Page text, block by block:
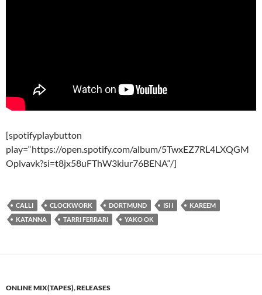
[spotifyplaybutton
play=“https://open.spotify.com/album/5TwxEZ7RL4LXQGM
Oplvavk?si=t8jx58uFThW3kiur76BENA“/]
CALLI CLOCKWORK DORTMUND ISI I
KAREEM
KATANNA
TARRI FERRARI YAKO OK
ONLINE MIX(TAPES),RELEASES